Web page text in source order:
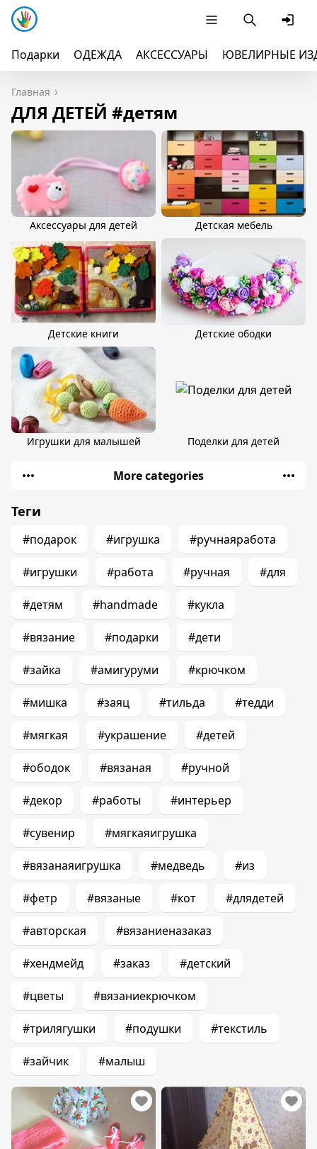
Подарки ОДЕЖДА АКСЕССУАРЫ ЮВЕЛИРНЫЕ
Главная
ДЛЯ ДЕТЕЙ #детям
Аксессуары для детей Детская мебель
Детские книги Детские ободки
Игрушки для малышей Поделки для детей
More categories
Теги
#подарок #игрушка #ручнаяработа
#игрушки #работа #ручная #для
#детям #handmade #кукла
#вязание #подарки #дети
#зайка #амигуруми #крючком
#мишка #заяц #тильда #тедди
#мягкая #украшение #детей
#ободок #вязаная #ручной
#декор #работы #интерьер
#сувенир #мягкаяигрушка
#вязанаяигрушка #медведь #из
#фетр #вязаные #кот #длядетей
#авторская #вязаниеназаказ
#хендмейд #заказ #детский
#цветы #вязаниекрючком
#трилягушки #подушки #текстиль
#зайчик #малыш